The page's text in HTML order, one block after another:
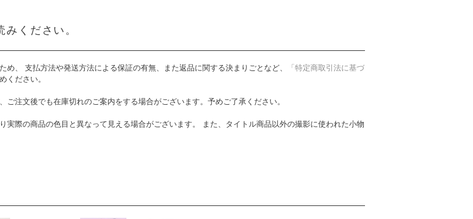
ください。
、 支払方法や発送方法による保証の有無、また返品に関する決まりごとなど、
「特定商取引法に基づ
ください。
注文後でも在庫切れのご案内をする場合がございます。予めご了承ください。
実際の商品の色目と異なって見える場合がございます。 また、タイトル商品以外の撮影に使われた小物